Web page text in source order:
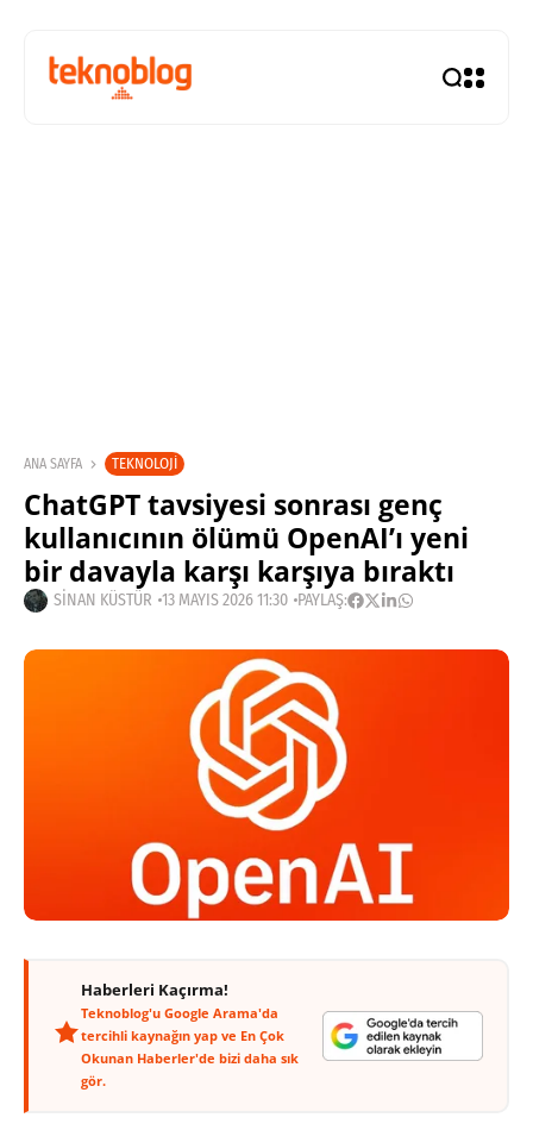
ANA SAYFA TEKNOLOJI
ChatGPT tavsiyesi sonrası genç
kullanıcının ölümü OpenAI’ı yeni
bir davayla karşı karşıya bıraktı
SINAN KÜSTÜR 13 MAYIS 2026 11:30 PAYLAŞ:
Haberleri Kaçırma!
Teknoblog'u Google Arama'da
tercihli kaynağın yap ve En Çok
Okunan Haberler'de bizi daha sık
gör.